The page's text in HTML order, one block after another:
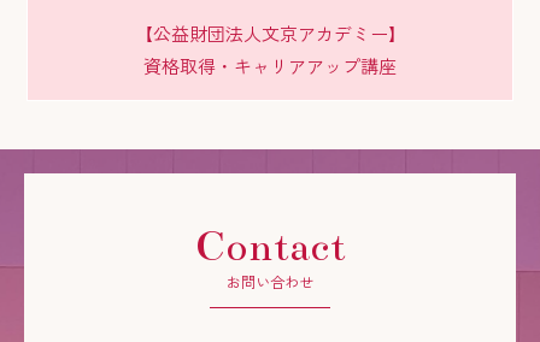
【公益財団法人文京アカデミー】
資格取得・キャリアアップ講座
Contact
お問い合わせ